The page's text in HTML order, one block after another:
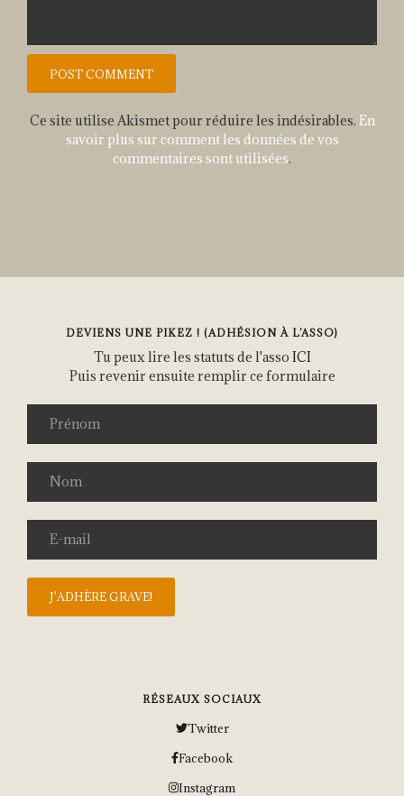
Ce site utilise Akismet pour réduire les indésirables. En
savoir plus sur comment les données de vos
commentaires sont utilisées.
DEVIENS UNE PIKEZ ! (ADHÉSION À L’ASSO)
Tu peux lire les statuts de l'asso ICI
Puis revenir ensuite remplir ce formulaire
RÉSEAUX SOCIAUX
Twitter
Facebook
Instagram